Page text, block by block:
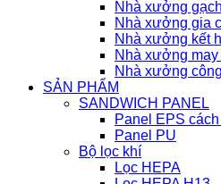
Nhà xưởng gạch
Nhà xưởng gia
Nhà xưởng kết
Nhà xưởng
Nhà xưởng
SẢN PHẨM
SANDWICH PANEL
Panel EPS
Panel PU
Bộ lọc khí
Lọc HEPA